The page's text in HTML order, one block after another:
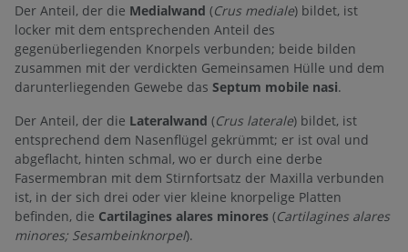
Der Anteil, der die Medialwand (Crus mediale) bildet, ist
locker mit dem entsprechenden Anteil des
gegenüberliegenden Knorpels verbunden; beide bilden
zusammen mit der verdickten Gemeinsamen Hülle und dem
darunterliegenden Gewebe das Septum mobile nasi.
Der Anteil, der die Lateralwand (Crus laterale) bildet, ist
entsprechend dem Nasenflügel gekrümmt; er ist oval und
abgeflacht, hinten schmal, wo er durch eine derbe
Fasermembran mit dem Stirnfortsatz der Maxilla verbunden
ist, in der sich drei oder vier kleine knorpelige Platten
befinden, die Cartilagines alares minores (Cartilagines alares
minores; Sesambeinknorpel).